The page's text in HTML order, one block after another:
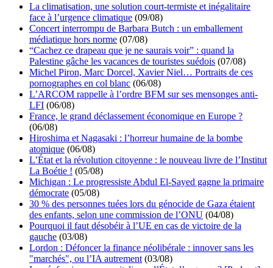
La climatisation, une solution court-termiste et inégalitaire
face à l’urgence climatique (09/08)
Concert interrompu de Barbara Butch : un emballement
médiatique hors norme (07/08)
“Cachez ce drapeau que je ne saurais voir” : quand la
Palestine gâche les vacances de touristes suédois (07/08)
Michel Piron, Marc Dorcel, Xavier Niel… Portraits de ces
pornographes en col blanc (06/08)
L’ARCOM rappelle à l’ordre BFM sur ses mensonges anti-
LFI (06/08)
France, le grand déclassement économique en Europe ?
(06/08)
Hiroshima et Nagasaki : l’horreur humaine de la bombe
atomique (06/08)
L’État et la révolution citoyenne : le nouveau livre de l’Institut
La Boétie ! (05/08)
Michigan : Le progressiste Abdul El-Sayed gagne la primaire
démocrate (05/08)
30 % des personnes tuées lors du génocide de Gaza étaient
des enfants, selon une commission de l’ONU (04/08)
Pourquoi il faut désobéir à l’UE en cas de victoire de la
gauche (03/08)
Lordon : Défoncer la finance néolibérale : innover sans les
"marchés", ou l’IA autrement (03/08)